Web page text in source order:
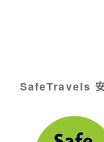
SafeTravels